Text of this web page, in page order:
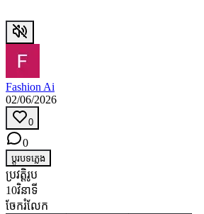
Fashion Ai
02/06/2026
0
0
ប្ដូរ​បទភ្លេង
ប្រវត្តិរូប
10វិនាទី
ចែករំលែក